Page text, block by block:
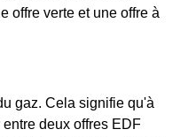
offre verte et une offre à
gaz. Cela signifie qu'à
deux offres EDF